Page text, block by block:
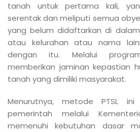
tanah untuk pertama kali,
serentak dan meliputi semua
yang belum didaftarkan di
atau kelurahan atau nama
dengan itu. Melalui
memberikan jaminan kepastian
tanah yang dimiliki masyarakat.
Menurutnya, metode PTSL ini
pemerintah melalui
memenuhi kebutuhan dasar